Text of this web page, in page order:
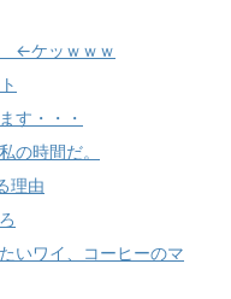
←ケッｗｗｗ
す・・・
の時間だ。
理由
いワイ、コーヒーのマ